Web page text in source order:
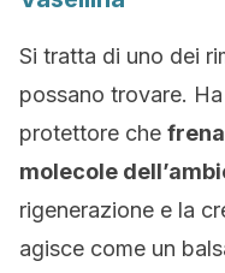
Si tratta di uno dei
possano trovare.
protettore che
molecole
rigenerazione e la
agisce come un